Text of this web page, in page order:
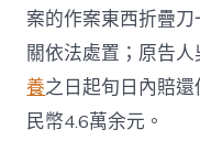
案的作案東西折疊
關依法處置；原告
養之日起旬日內賠
民幣4.6萬余元。